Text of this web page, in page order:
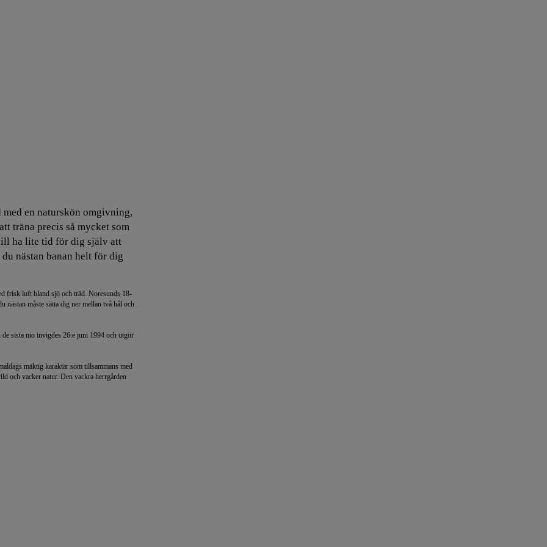
en naturskön omgivning,
träna precis så mycket som
ha lite tid för dig själv att
nästan banan helt för dig
frisk luft bland sjö och träd. Noresunds 18-
nästan måste sätta dig ner mellan två hål och
sista nio invigdes 26:e juni 1994 och utgör
mäktig karaktär som tillsammans med
och vacker natur. Den vackra herrgården